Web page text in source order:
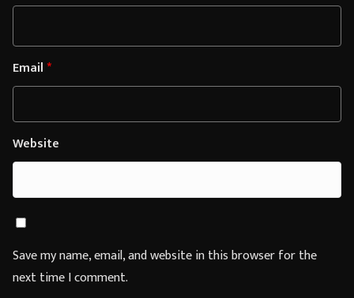
Email*
Website
Save my name, email, and website in this browser for the
next time I comment.